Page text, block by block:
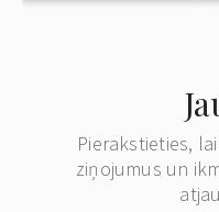
Pierakstieties,
ziņojumus un